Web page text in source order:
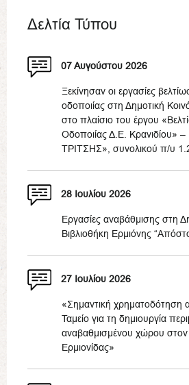
Δελτία Τύπου
07 Αυγούστου 2026
Ξεκίνησαν οι εργασίες
οδοποιίας στη Δημοτική
στο πλαίσιο του έργου
Οδοποιίας Δ.Ε. Κρανιδίου»
ΤΡΙΤΣΗΣ», συνολικού π/υ
28 Ιουλίου 2026
Εργασίες αναβάθμισης στη
Βιβλιοθήκη Ερμιόνης
27 Ιουλίου 2026
«Σημαντική χρηματοδότηση
Ταμείο για τη δημιουργία
αναβαθμισμένου χώρου
Ερμιονίδας»